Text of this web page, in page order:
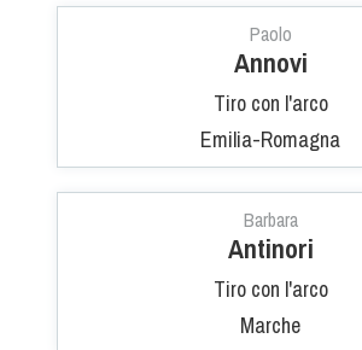
Paolo
Annovi
Tiro con l'arco
Emilia-Romagna
Barbara
Antinori
Tiro con l'arco
Marche
Cinofilia Sportiva
DiscDog
Dog Balance
Dog Trail
Dog Triathlon
Hoopers
Mantrailing
Nosework